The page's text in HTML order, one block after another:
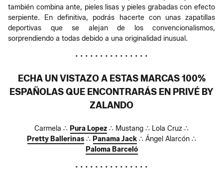
también combina ante, pieles lisas y pieles grabadas con efecto
serpiente. En definitiva, podrás hacerte con unas zapatillas
deportivas que se alejan de los convencionalismos,
sorprendiendo a todas debido a una originalidad inusual.
• • • • • • • • • • • • • • •
ECHA UN VISTAZO A ESTAS MARCAS 100%
ESPAÑOLAS QUE ENCONTRARÁS EN PRIVÉ BY
ZALANDO
Carmela ∴ Pura Lopez ∴ Mustang ∴ Lola Cruz ∴
Pretty Ballerinas ∴ Panama Jack ∴ Ángel Alarcón ∴
Paloma Barceló
• • • • • • • • • • • • • • •